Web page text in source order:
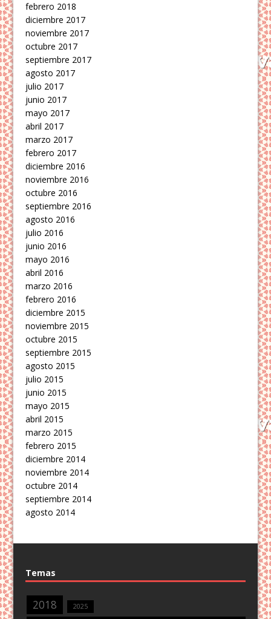
febrero 2018
diciembre 2017
noviembre 2017
octubre 2017
septiembre 2017
agosto 2017
julio 2017
junio 2017
mayo 2017
abril 2017
marzo 2017
febrero 2017
diciembre 2016
noviembre 2016
octubre 2016
septiembre 2016
agosto 2016
julio 2016
junio 2016
mayo 2016
abril 2016
marzo 2016
febrero 2016
diciembre 2015
noviembre 2015
octubre 2015
septiembre 2015
agosto 2015
julio 2015
junio 2015
mayo 2015
abril 2015
marzo 2015
febrero 2015
diciembre 2014
noviembre 2014
octubre 2014
septiembre 2014
agosto 2014
Temas
2018 2025